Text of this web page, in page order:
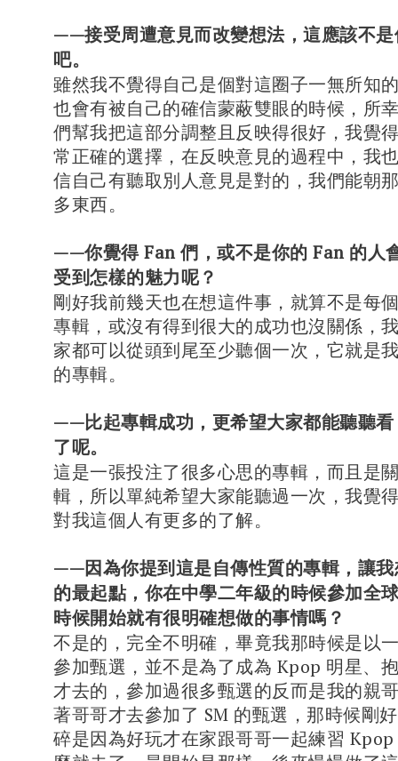
——接受周遭意見而改變想法，這應該不
吧。
雖然我不覺得自己是個對這圈子一無所知
也會有被自己的確信蒙蔽雙眼的時候，所
們幫我把這部分調整且反映得很好，我覺
常正確的選擇，在反映意見的過程中，我
信自己有聽取別人意見是對的，我們能朝
多東西。
——你覺得 Fan 們，或不是你的 Fan 的人
受到怎樣的魅力呢？
剛好我前幾天也在想這件事，就算不是每
專輯，或沒有得到很大的成功也沒關係，
家都可以從頭到尾至少聽個一次，它就是
的專輯。
——比起專輯成功，更希望大家都能聽聽
了呢。
這是一張投注了很多心思的專輯，而且是
輯，所以單純希望大家能聽過一次，我覺
對我這個人有更多的了解。
——因為你提到這是自傳性質的專輯，讓
的最起點，你在中學二年級的時候參加全
時候開始就有很明確想做的事情嗎？
不是的，完全不明確，畢竟我那時候是以
參加甄選，並不是為了成為 Kpop 明星、
才去的，參加過很多甄選的反而是我的親
著哥哥才去參加了 SM 的甄選，那時候剛
碎是因為好玩才在家跟哥哥一起練習